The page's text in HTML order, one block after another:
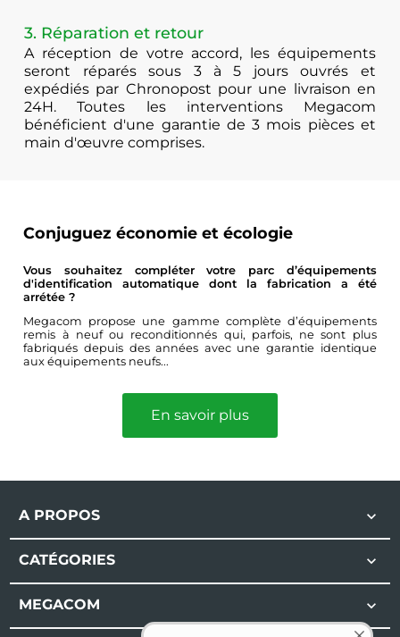
3. Réparation et retour
A réception de votre accord, les équipements
seront réparés sous 3 à 5 jours ouvrés et
expédiés par Chronopost pour une livraison en
24H. Toutes les interventions Megacom
bénéficient d'une garantie de 3 mois pièces et
main d'œuvre comprises.
Conjuguez économie et écologie
Vous souhaitez compléter votre parc d’équipements
d'identification automatique dont la fabrication a été
arrétée ?
Megacom propose une gamme complète d’équipements
remis à neuf ou reconditionnés qui, parfois, ne sont plus
fabriqués depuis des années avec une garantie identique
aux équipements neufs...
En savoir plus
A PROPOS 
CATÉGORIES 
MEGACOM 